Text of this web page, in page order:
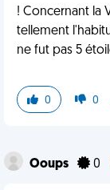
! Concernant la
tellement
ne fut pas 5
0 0
Ooups 0